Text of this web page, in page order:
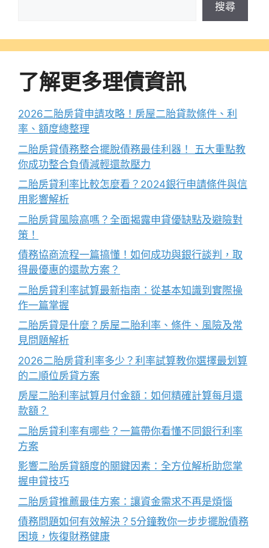
搜尋
了解更多理債資訊
2026二胎房貸申請攻略！房屋二胎貸款條件、利
率、額度總整理
二胎房貸債務整合擺脫債務最佳利器！ 五大重點教
你成功整合負債減輕還款壓力
二胎房貸利率比較怎麼看？2024銀行申請條件與信
用影響解析
二胎房貸風險高嗎？全面揭露申貸優缺點及避險對
策！
債務協商流程一篇搞懂！如何成功與銀行談判，取
得最優惠的還款方案？
二胎房貸利率試算最新指南：從基本知識到實際操
作一篇掌握
二胎房貸是什麼？房屋二胎利率、條件、風險及常
見問題解析
2026二胎房貸利率多少？利率試算教你選擇最划算
的二順位房貸方案
房屋二胎利率試算月付金額：如何精確計算每月還
款額？
二胎房貸利率有哪些？一篇帶你看懂不同銀行利率
方案
影響二胎房貸額度的關鍵因素：全方位解析助您掌
握申貸技巧
二胎房貸推薦最佳方案：讓資金需求不再是煩惱
債務問題如何有效解決？5分鐘教你一步步擺脫債務
困境，恢復財務健康